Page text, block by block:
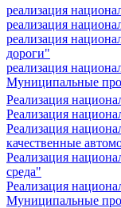
реализация
реализация
реализация
дороги"
реализация
Муниципальные
Реализация
Реализация
Реализация
качественные
Реализация
среда"
Реализация
Муниципальные